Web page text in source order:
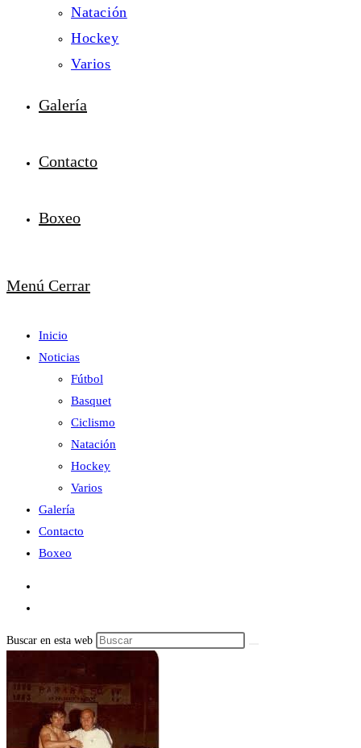
Natación
Hockey
Varios
Galería
Contacto
Boxeo
Menú Cerrar
Inicio
Noticias
Fútbol
Basquet
Ciclismo
Natación
Hockey
Varios
Galería
Contacto
Boxeo
Buscar en esta web